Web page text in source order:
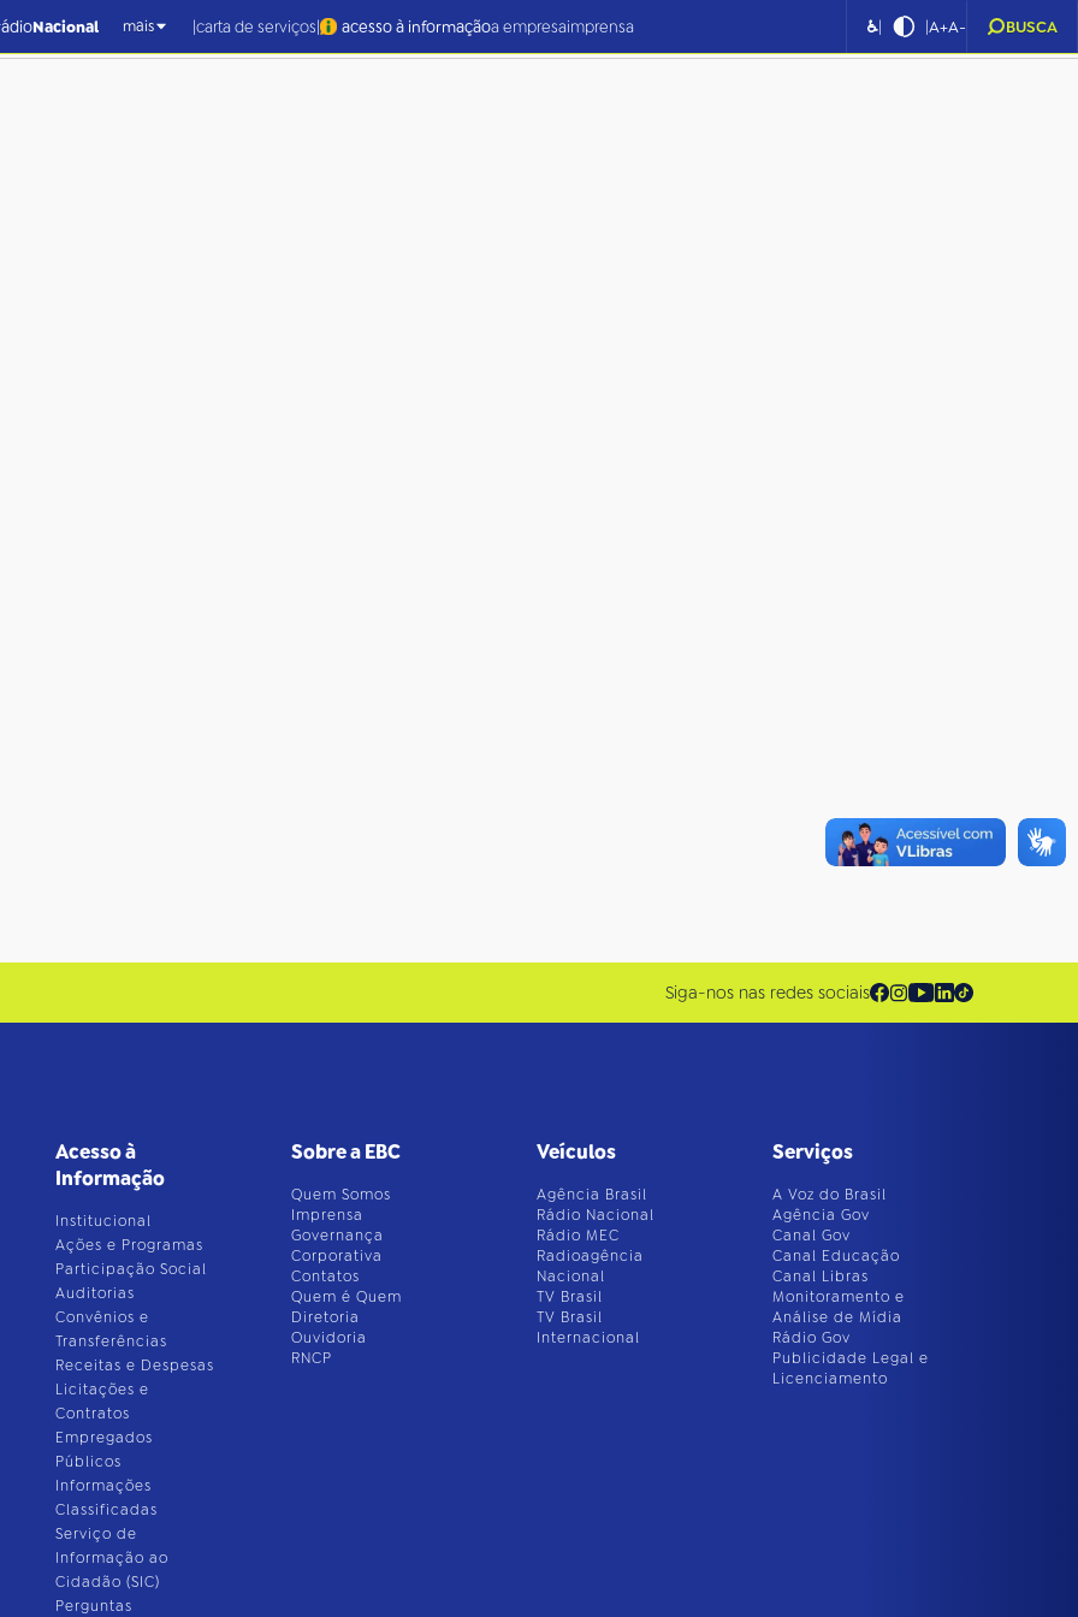
Nacional mais |carta de serviços| acesso à informaçãoa empresaimprensa ♿| |A+A- BUSCA
Siga-nos nas redes sociais
Acesso à
Informação
Institucional
Ações e Programas
Participação Social
Auditorias
Convênios e
Transferências
Receitas e Despesas
Licitações e
Contratos
Empregados
Públicos
Informações
Classificadas
Serviço de
Informação ao
Cidadão (SIC)
Perguntas
Sobre a EBC
Quem Somos
Imprensa
Governança
Corporativa
Contatos
Quem é Quem
Diretoria
Ouvidoria
RNCP
Veículos
Agência Brasil
Rádio Nacional
Rádio MEC
Radioagência
Nacional
TV Brasil
TV Brasil
Internacional
Serviços
A Voz do Brasil
Agência Gov
Canal Gov
Canal Educação
Canal Libras
Monitoramento e
Análise de Mídia
Rádio Gov
Publicidade Legal e
Licenciamento